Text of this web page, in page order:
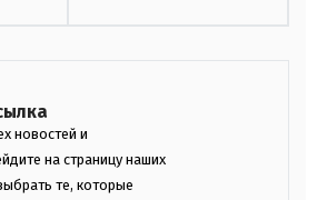
новостей и
на страницу наших
те, которые